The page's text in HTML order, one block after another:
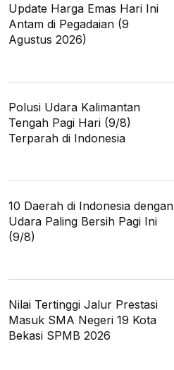
Update Harga Emas Hari Ini
Antam di Pegadaian (9
Agustus 2026)
Polusi Udara Kalimantan
Tengah Pagi Hari (9/8)
Terparah di Indonesia
10 Daerah di Indonesia dengan
Udara Paling Bersih Pagi Ini
(9/8)
Nilai Tertinggi Jalur Prestasi
Masuk SMA Negeri 19 Kota
Bekasi SPMB 2026